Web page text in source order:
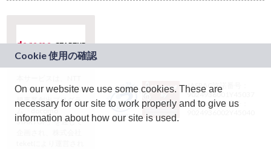
ドコモグループの新
規事業創出プログラ
ム「docomo
STARTUP」を通じて
JASRAC許諾番号：
9024936001Y45037
JASRAC許諾番号：
On our website we use some cookies. These are
necessary for our site to work properly and to give us
information about how our site is used.